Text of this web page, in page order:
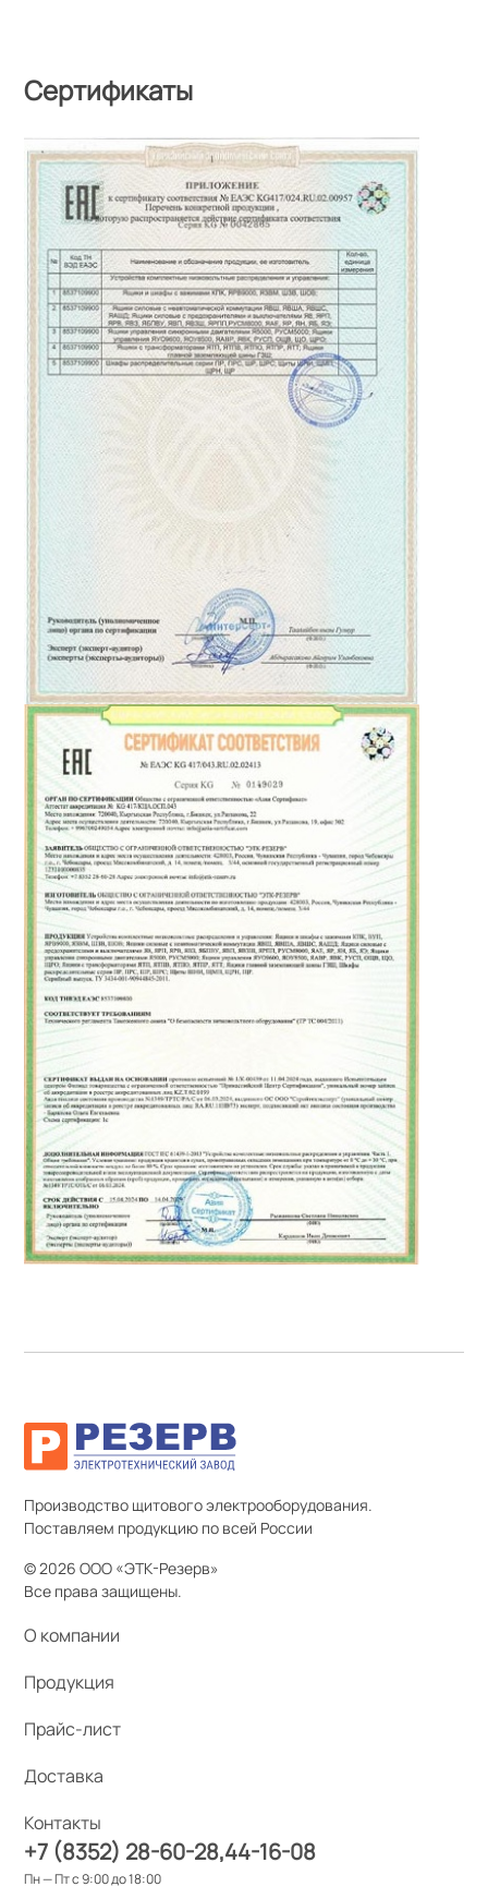
Сертификаты
Производство щитового электрооборудования.
Поставляем продукцию по всей России
© 2026 ООО «ЭТК-Резерв»
Все права защищены.
О компании
Продукция
Прайс-лист
Доставка
Контакты
+7 (8352) 28-60-28 44-16-08
Пн — Пт с 9:00 до 18:00